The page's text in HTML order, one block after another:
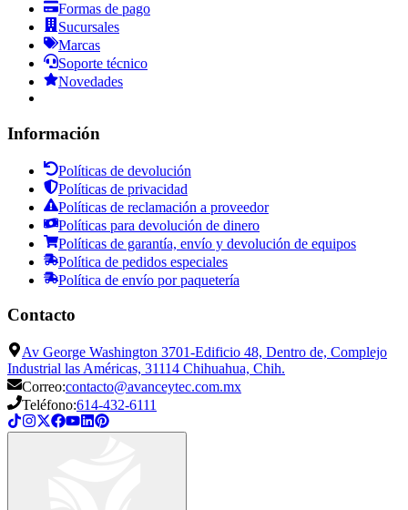
Formas de pago
Sucursales
Marcas
Soporte técnico
Novedades
Información
Políticas de devolución
Políticas de privacidad
Políticas de reclamación a proveedor
Políticas para devolución de dinero
Políticas de garantía, envío y devolución de equipos
Política de pedidos especiales
Política de envío por paquetería
Contacto
Av George Washington 3701-Edificio 48, Dentro de, Complejo
Industrial las Américas, 31114 Chihuahua, Chih.
Correo:contacto@avanceytec.com.mx
Teléfono:614-432-6111